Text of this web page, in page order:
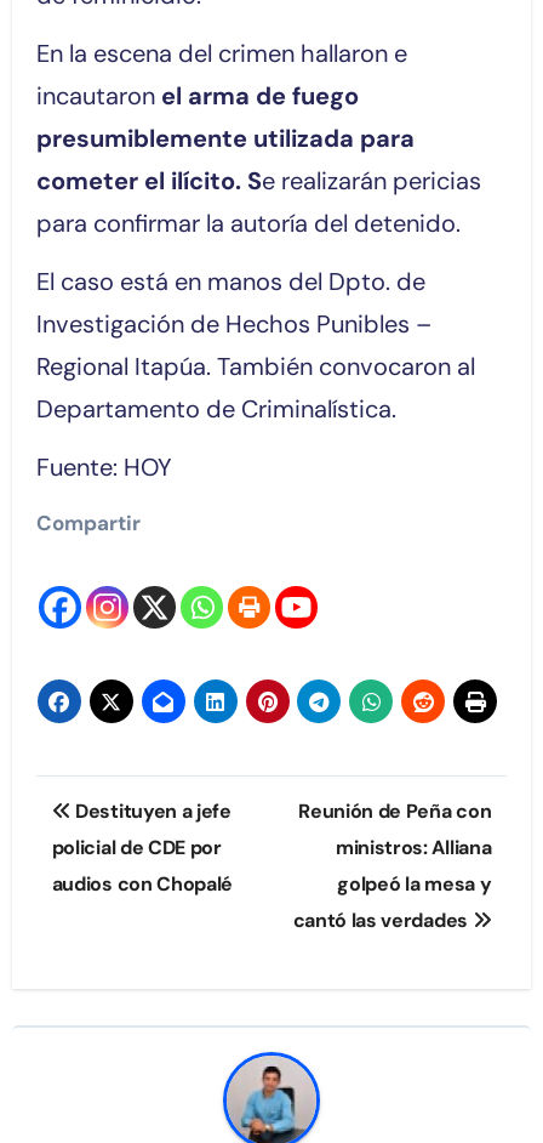
En la escena del crimen hallaron e
incautaron el arma de fuego
presumiblemente utilizada para
cometer el ilícito. Se realizarán pericias
para confirmar la autoría del detenido.
El caso está en manos del Dpto. de
Investigación de Hechos Punibles –
Regional Itapúa. También convocaron al
Departamento de Criminalística.
Fuente: HOY
Compartir
Navegación
de
entradas
Destituyen a jefe
policial de CDE por
audios con Chopalé
Reunión de Peña con
ministros: Alliana
golpeó la mesa y
cantó las verdades